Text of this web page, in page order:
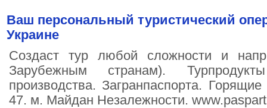
Ваш персональный туристический
Украине
Создаст тур любой сложности и
Зарубежным странам).
производства. Загранпаспорта.
47. м. Майдан Незалежности.